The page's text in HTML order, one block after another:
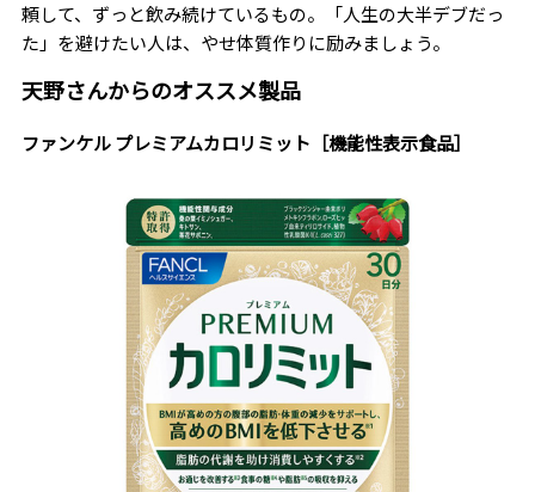
頼して、ずっと飲み続けているもの。「人生の大半デブだっ
た」を避けたい人は、やせ体質作りに励みましょう。
天野さんからのオススメ製品
ファンケル プレミアムカロリミット［機能性表示食品］